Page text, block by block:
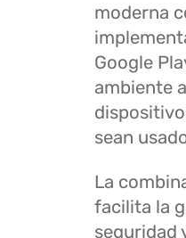
moderna
Google
ambiente
sean
La
facilita la
seguridad